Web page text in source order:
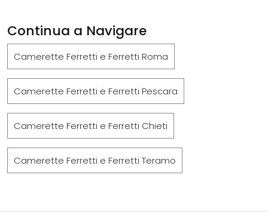
Continua a Navigare
Camerette Ferretti e Ferretti Roma
Camerette Ferretti e Ferretti Pescara
Camerette Ferretti e Ferretti Chieti
Camerette Ferretti e Ferretti Teramo